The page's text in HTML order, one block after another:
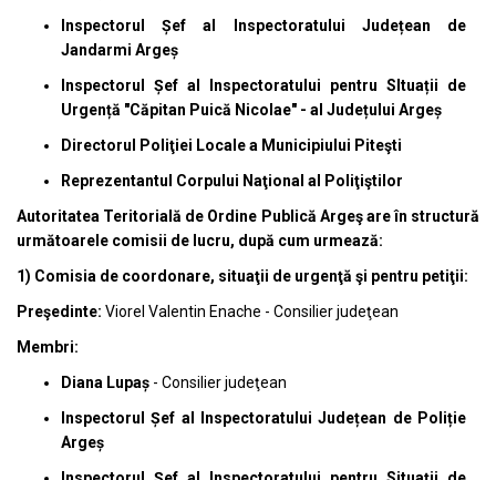
Inspectorul Șef al Inspectoratului Județean de
Jandarmi Argeș
Inspectorul Șef al Inspectoratului pentru SItuații de
Urgență "Căpitan Puică Nicolae" - al Județului Argeș
Directorul Poliţiei Locale a Municipiului Piteşti
Reprezentantul Corpului Naţional al Poliţiştilor
​Autoritatea Teritorială de Ordine Publică Argeş are în structură
următoarele comisii de lucru, după cum urmează:
1) Comisia de coordonare, situaţii de urgenţă şi pentru petiţii:
Preşedinte: Viorel Valentin Enache - Consilier judeţean
Membri:
Diana Lupaș - Consilier judeţean
Inspectorul Șef al Inspectoratului Județean de Poliție
Argeș